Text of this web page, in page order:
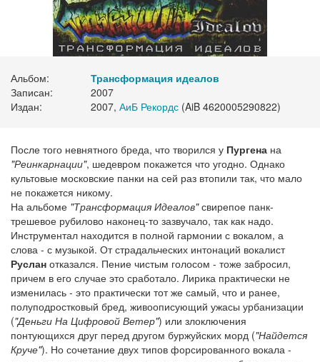
Альбом:
Трансформация идеалов
Записан:
2007
Издан:
2007, АиБ Рекордс (AiB 4620005290822)
После того невнятного бреда, что творился у Пургена на
"Реинкарнации", шедевром покажется что угодно. Однако
культовые московские панки на сей раз втопили так, что мало
не покажется никому.
На альбоме "Трансформация Идеалов"свирепое панк-
трешевое рубилово наконец-то зазвучало, так как надо.
Инструментал находится в полной гармонии с вокалом, а
слова - с музыкой. От страдальческих интонаций вокалист
Руслан отказался. Пение чистым голосом - тоже забросил,
причем в его случае это сработало. Лирика практически не
изменилась - это практически тот же самый, что и ранее,
полуподростковый бред, живоописующий ужасы урбанизации
("Деньги На Цифровой Ветер") или злоключения
понтующихся друг перед другом буржуйских морд ("Найдется
Круче"). Но сочетание двух типов форсированного вокала -